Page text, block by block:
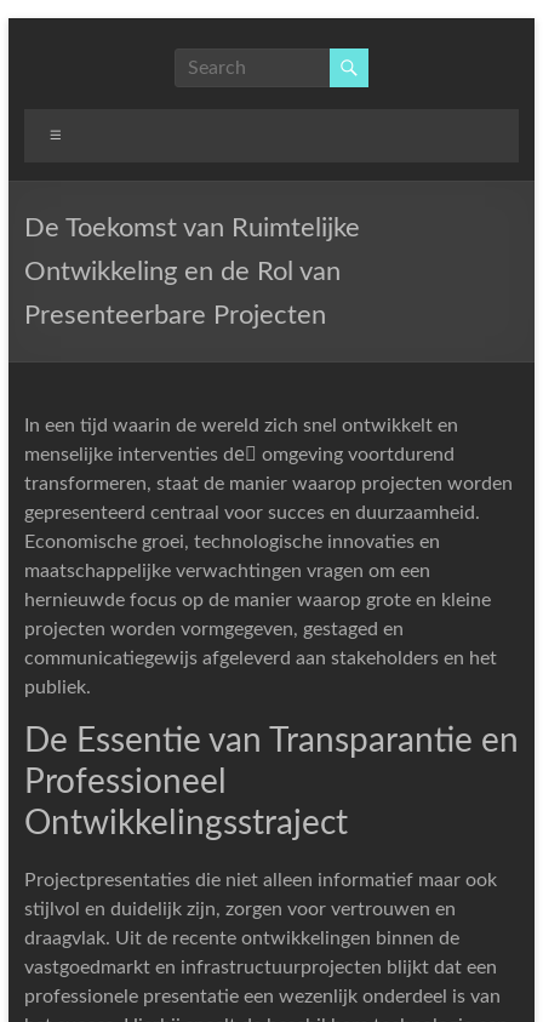
and
Line
Techniques
to
immediate
change
De Toekomst van Ruimtelijke
Ontwikkeling en de Rol van
Presenteerbare Projecten
In een tijd waarin de wereld zich snel ontwikkelt en
menselijke interventies deِ omgeving voortdurend
transformeren, staat de manier waarop projecten worden
gepresenteerd centraal voor succes en duurzaamheid.
Economische groei, technologische innovaties en
maatschappelijke verwachtingen vragen om een
hernieuwde focus op de manier waarop grote en kleine
projecten worden vormgegeven, gestaged en
communicatiegewijs afgeleverd aan stakeholders en het
publiek.
De Essentie van Transparantie en
Professioneel
Ontwikkelingsstraject
Projectpresentaties die niet alleen informatief maar ook
stijlvol en duidelijk zijn, zorgen voor vertrouwen en
draagvlak. Uit de recente ontwikkelingen binnen de
vastgoedmarkt en infrastructuurprojecten blijkt dat een
professionele presentatie een wezenlijk onderdeel is van